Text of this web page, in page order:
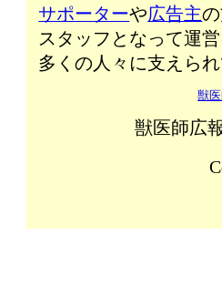
サポーターや広告主
スタッフとなって運
多くの人々に支えられ
獣
獣医師広